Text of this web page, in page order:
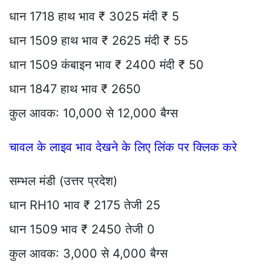
धान 1718 हाथ भाव ₹ 3025 मंदी ₹ 5
धान 1509 हाथ भाव ₹ 2625 मंदी ₹ 55
धान 1509 कंबाइन भाव ₹ 2400 मंदी ₹ 50
धान 1847 हाथ भाव ₹ 2650
कुल आवक: 10,000 से 12,000 बैग्स
चावल के लाइव भाव देखने के लिए लिंक पर क्लिक करे
सम्भल मंडी (उत्तर प्रदेश)
धान RH10 भाव ₹ 2175 तेजी 25
धान 1509 भाव ₹ 2450 तेजी 0
कुल आवक: 3,000 से 4,000 बैग्स